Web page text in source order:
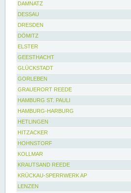
DAMNATZ
DESSAU
DRESDEN
DÖMITZ
ELSTER
GEESTHACHT
GLÜCKSTADT
GORLEBEN
GRAUERORT REEDE
HAMBURG ST. PAULI
HAMBURG-HARBURG
HETLINGEN
HITZACKER
HOHNSTORF
KOLLMAR
KRAUTSAND REEDE
KRÜCKAU-SPERRWERK AP
LENZEN